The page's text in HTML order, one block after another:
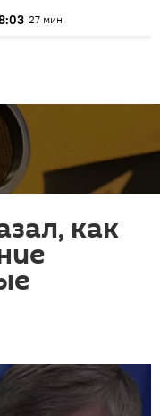
27 мин
как